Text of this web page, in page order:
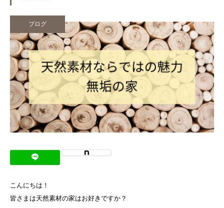
ブログ
こんにちは！
皆さまは天然素材の家はお好きですか？